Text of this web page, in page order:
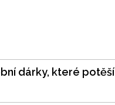
dárky, které potěší